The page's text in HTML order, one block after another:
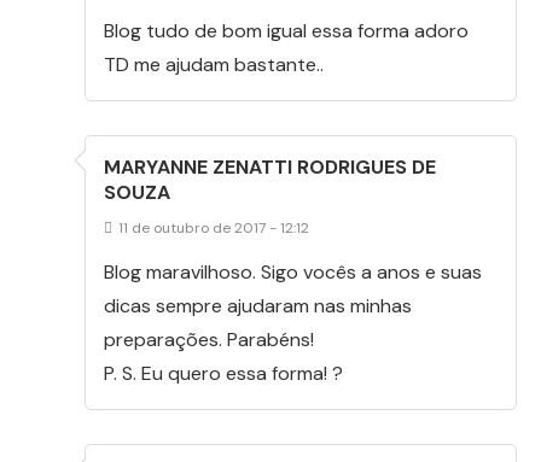
Blog tudo de bom igual essa forma adoro
TD me ajudam bastante..
MARYANNE ZENATTI RODRIGUES DE
SOUZA
11 de outubro de 2017 - 12:12
Blog maravilhoso. Sigo vocês a anos e suas
dicas sempre ajudaram nas minhas
preparações. Parabéns!
P. S. Eu quero essa forma! ?